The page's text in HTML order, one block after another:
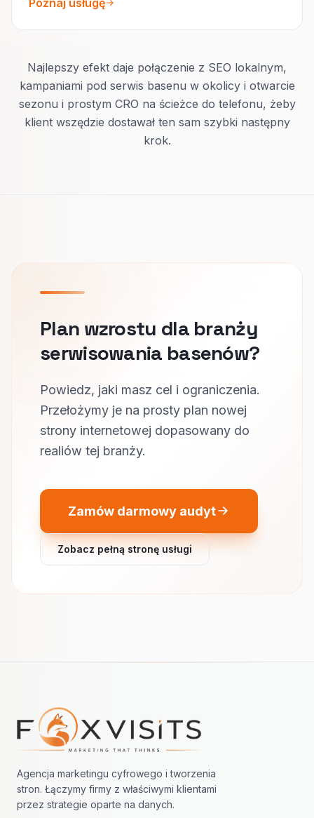
Najlepszy efekt daje połączenie z SEO lokalnym,
kampaniami pod serwis basenu w okolicy i otwarcie
sezonu i prostym CRO na ścieżce do telefonu, żeby
klient wszędzie dostawał ten sam szybki następny
krok.
Plan wzrostu dla branży
serwisowania basenów?
Powiedz, jaki masz cel i ograniczenia.
Przełożymy je na prosty plan nowej
strony internetowej dopasowany do
realiów tej branży.
Zamów darmowy audyt
Zobacz pełną stronę usługi
Nawigacja w stopce
Agencja marketingu cyfrowego i tworzenia
stron. Łączymy firmy z właściwymi klientami
przez strategie oparte na danych.